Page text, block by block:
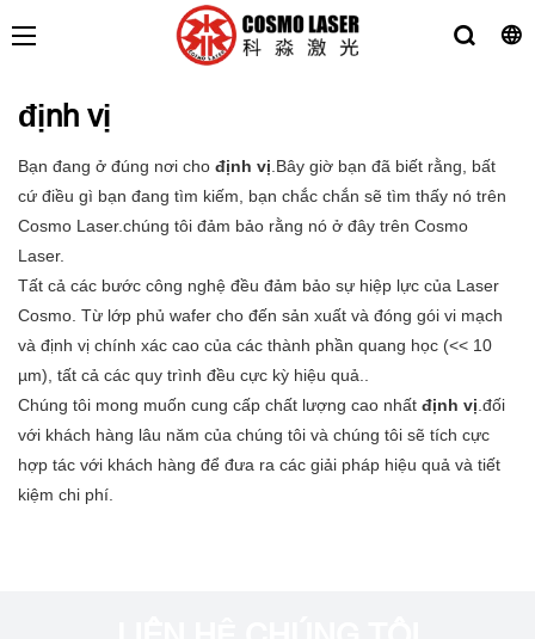
định vị
Bạn đang ở đúng nơi cho định vị.Bây giờ bạn đã biết rằng, bất
cứ điều gì bạn đang tìm kiếm, bạn chắc chắn sẽ tìm thấy nó trên
Cosmo Laser.chúng tôi đảm bảo rằng nó ở đây trên Cosmo
Laser.
Tất cả các bước công nghệ đều đảm bảo sự hiệp lực của Laser
Cosmo. Từ lớp phủ wafer cho đến sản xuất và đóng gói vi mạch
và định vị chính xác cao của các thành phần quang học (<< 10
µm), tất cả các quy trình đều cực kỳ hiệu quả..
Chúng tôi mong muốn cung cấp chất lượng cao nhất định vị.đối
với khách hàng lâu năm của chúng tôi và chúng tôi sẽ tích cực
hợp tác với khách hàng để đưa ra các giải pháp hiệu quả và tiết
kiệm chi phí.